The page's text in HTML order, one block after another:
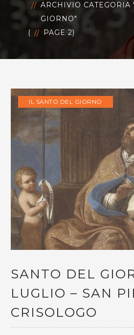
ARCHIVIO
GIORNO"
(
PAGE 2)
IL SANTO DEL GIORNO
SANTO DEL
LUGLIO – SAN
CRISOLOGO